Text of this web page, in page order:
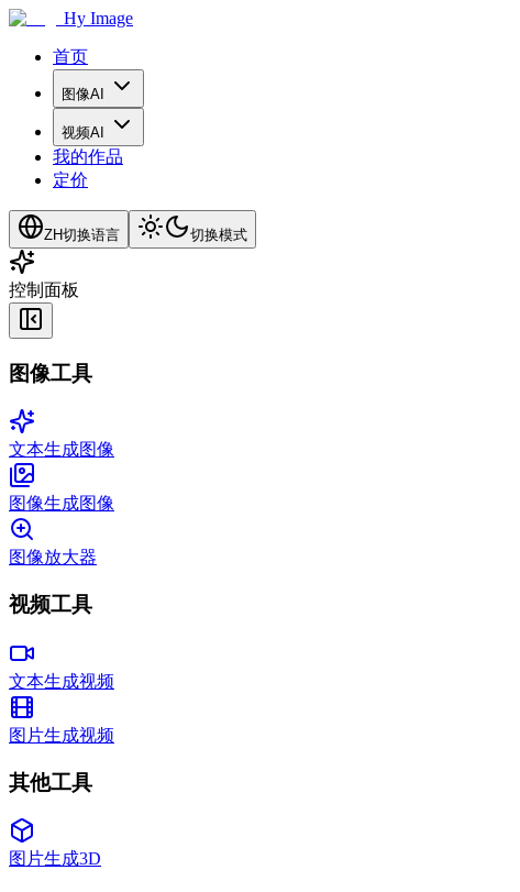
Hy Image
首页
图像AI
视频AI
我的作品
定价
ZH切换语言 切换模式
控制面板
图像工具
文本生成图像
图像生成图像
图像放大器
视频工具
文本生成视频
图片生成视频
其他工具
图片生成3D